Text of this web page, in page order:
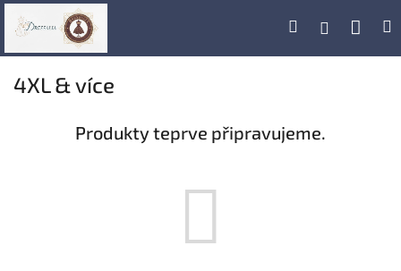
Přejít
Hledat Přihlášení
4XL & více
Produkty teprve připravujeme.